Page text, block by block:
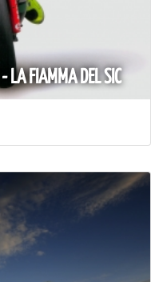
LA FIAMMA DEL SIC